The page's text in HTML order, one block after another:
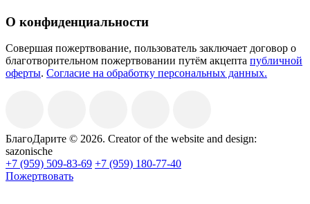
О конфиденциальности
Совершая пожертвование, пользователь заключает договор о
благотворительном пожертвовании путём акцепта публичной
оферты. Согласие на обработку персональных данных.
БлагоДарите © 2026. Creator of the website and design:
sazonische
+7 (959) 509-83-69 +7 (959) 180-77-40
Пожертвовать